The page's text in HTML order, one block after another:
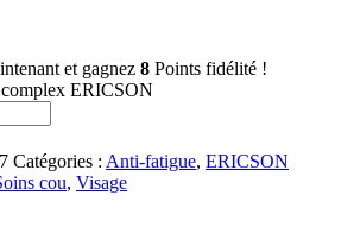
et gagnez 8 Points fidélité !
ERICSON
Catégories : Anti-fatigue, ERICSON
cou, Visage